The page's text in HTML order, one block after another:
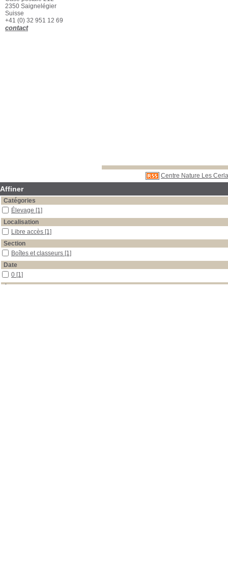
Centre Nature Les
2350 Saignelégier
Suisse
+41 (0) 32 951 12 69
contact
Affiner
Catégories
Élevage [1]
Localisation
Libre accès [1]
Section
Boîtes et classeurs [1]
Date
0 [1]
Auteur